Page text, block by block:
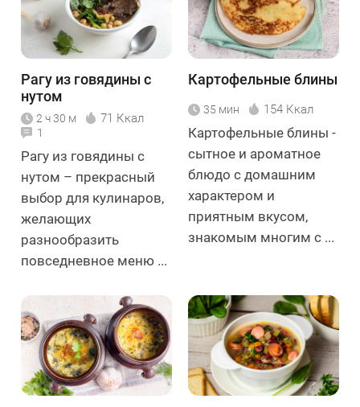
Рагу из говядины с
нутом
2 ч 30 м 71 Ккал
1
Рагу из говядины с
нутом – прекрасный
выбор для кулинаров,
желающих
разнообразить
повседневное меню ...
Картофельные блины
35 мин 154 Ккал
Картофельные блины -
сытное и ароматное
блюдо с домашним
характером и
приятным вкусом,
знакомым многим с ...